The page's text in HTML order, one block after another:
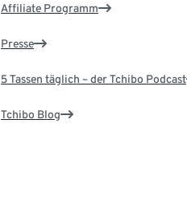
Affiliate Programm
Presse
5 Tassen täglich – der Tchibo Podcast
Tchibo Blog